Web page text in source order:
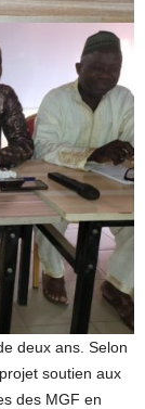
deux ans. Selon
soutien aux
des MGF en